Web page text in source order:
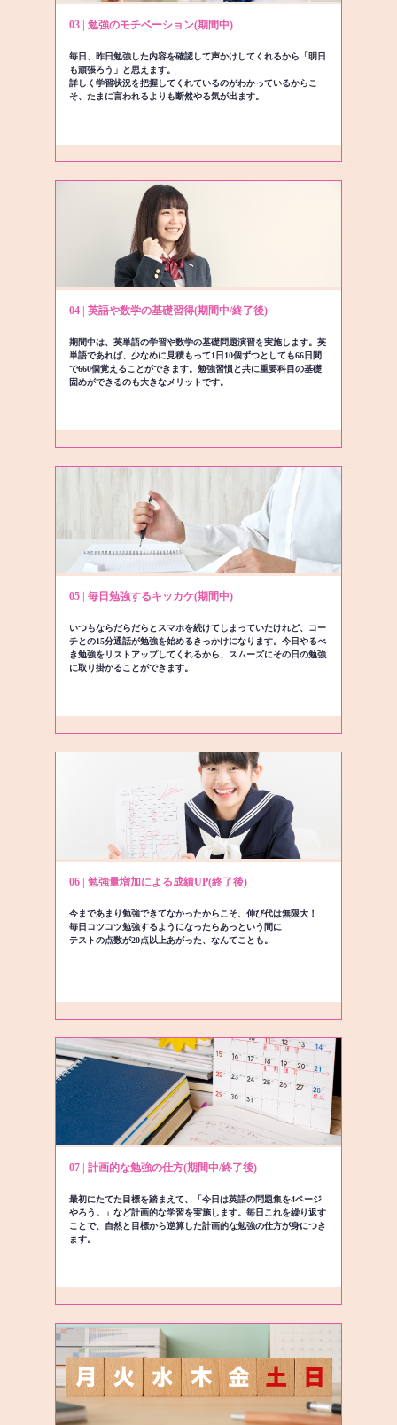
03 | 勉強のモチベーション(期間中)
毎日、昨日勉強した内容を確認して声かけしてくれるから「明日
も頑張ろう」と思えます。
詳しく学習状況を把握してくれているのがわかっているからこ
そ、たまに言われるよりも断然やる気が出ます。
04 | 英語や数学の基礎習得(期間中/終了後)
期間中は、英単語の学習や数学の基礎問題演習を実施します。英
単語であれば、少なめに見積もって1日10個ずつとしても66日間
で660個覚えることができます。勉強習慣と共に重要科目の基礎
固めができるのも大きなメリットです。
05 | 毎日勉強するキッカケ(期間中)
いつもならだらだらとスマホを続けてしまっていたけれど、コー
チとの15分通話が勉強を始めるきっかけになります。今日やるべ
き勉強をリストアップしてくれるから、スムーズにその日の勉強
に取り掛かることができます。
06 | 勉強量増加による成績UP(終了後)
今まであまり勉強できてなかったからこそ、伸び代は無限大！
毎日コツコツ勉強するようになったらあっという間に
テストの点数が20点以上あがった、なんてことも。
07 | 計画的な勉強の仕方(期間中/終了後)
最初にたてた目標を踏まえて、「今日は英語の問題集を4ページ
やろう。」など計画的な学習を実施します。毎日これを繰り返す
ことで、自然と目標から逆算した計画的な勉強の仕方が身につき
ます。